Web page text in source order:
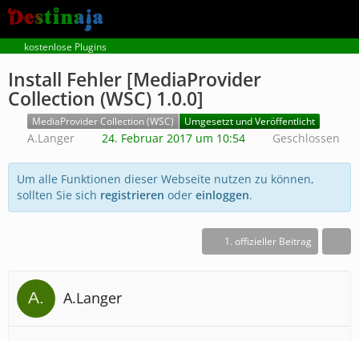
kostenlose Plugins
Install Fehler [MediaProvider
Collection (WSC) 1.0.0]
MediaProvider Collection (WSC) Umgesetzt und Veröffentlicht
A.Langer 24. Februar 2017 um 10:54 Geschlossen
Um alle Funktionen dieser Webseite nutzen zu können,
sollten Sie sich registrieren oder einloggen.
1. offizieller Beitrag
A.Langer